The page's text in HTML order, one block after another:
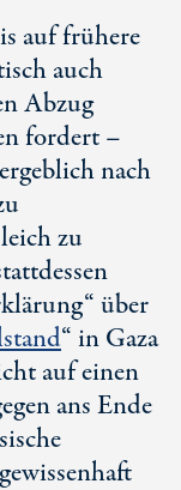
auf frühere
auch
Abzug
fordert –
nach
zu
über
“ in Gaza
auf einen
ans Ende